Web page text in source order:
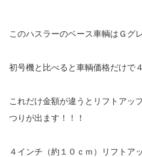
このハスラーのベース車輌はＧグ
初号機と比べると車輌価格だけで
これだけ金額が違うとリフトアッ
つりが出ます！！！
４インチ（約１０ｃｍ）リフトア